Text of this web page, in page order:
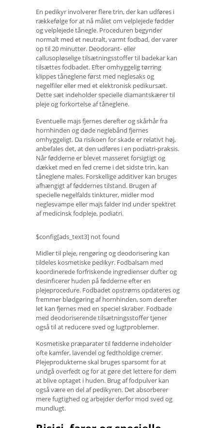
En pedikyr involverer flere trin, der kan udføres i
rækkefølge for at nå målet om velplejede fødder
og velplejede tånegle. Proceduren begynder
normalt med et neutralt, varmt fodbad, der varer
op til 20 minutter. Deodorant- eller
callusopløselige tilsætningsstoffer til badekar kan
tilsættes fodbadet. Efter omhyggelig tørring
klippes tåneglene først med neglesaks og
negelfiler eller med et elektronisk pedikursæt.
Dette sæt indeholder specielle diamantskærer til
pleje og forkortelse af tåneglene.
Eventuelle majs fjernes derefter og skårhår fra
hornhinden og døde neglebånd fjernes
omhyggeligt. Da risikoen for skade er relativt høj,
anbefales det, at den udføres i en podiatri-praksis.
Når fødderne er blevet masseret forsigtigt og
dækket med en fed creme i det sidste trin, kan
tåneglene males. Forskellige additiver kan bruges
afhængigt af føddernes tilstand. Brugen af ​​
specielle negelfalds tinkturer, midler mod
neglesvampe eller majs falder ind under spektret
af medicinsk fodpleje, podiatri.
$config[ads_text3] not found
Midler til pleje, rengøring og deodorisering kan
tildeles kosmetiske pedikyr. Fodbalsam med
koordinerede forfriskende ingredienser dufter og
desinficerer huden på fødderne efter en
plejeprocedure. Fodbadet opstrøms opdateres og
fremmer blødgøring af hornhinden, som derefter
let kan fjernes med en speciel skraber. Fodbade
med deodoriserende tilsætningsstoffer tjener
også til at reducere sved og lugtproblemer.
Kosmetiske præparater til fødderne indeholder
ofte kamfer, lavendel og fedtholdige cremer.
Plejeprodukterne skal bruges sparsomt for at
undgå overfedt og for at gøre det lettere for dem
at blive optaget i huden. Brug af fodpulver kan
også være en del af pedikyren. Det absorberer
mere fugtighed og arbejder derfor mod sved og
mundlugt.